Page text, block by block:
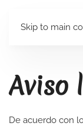
Skip to main
Aviso
De acuerdo con